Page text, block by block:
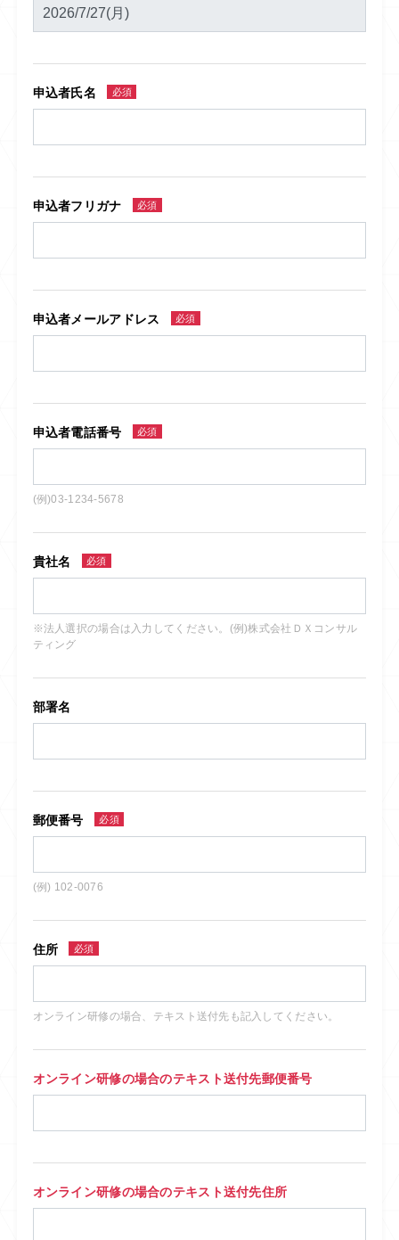
申込者氏名 必須
申込者フリガナ 必須
申込者メールアドレス 必須
申込者電話番号 必須
(例)03-1234-5678
貴社名 必須
※法人選択の場合は入力してください。(例)株式会社ＤＸコンサル
ティング
部署名
郵便番号 必須
(例) 102-0076
住所 必須
オンライン研修の場合、テキスト送付先も記入してください。
オンライン研修の場合のテキスト送付先郵便番号
オンライン研修の場合のテキスト送付先住所